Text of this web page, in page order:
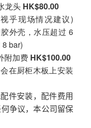
龙头HK$80.00
乎现场情况建议)
外壳，水压超过 6
bar)
附加费 HK$100.00
在厨柜木板上安装
件安装，配件费用
争议，本公司留保